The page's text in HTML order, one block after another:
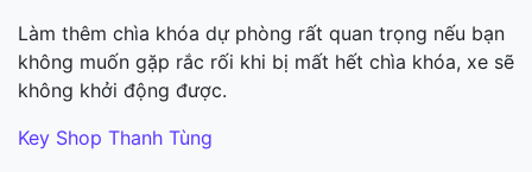
Làm thêm chìa khóa dự phòng rất quan trọng nếu bạn
không muốn gặp rắc rối khi bị mất hết chìa khóa, xe sẽ
không khởi động được.
Key Shop Thanh Tùng